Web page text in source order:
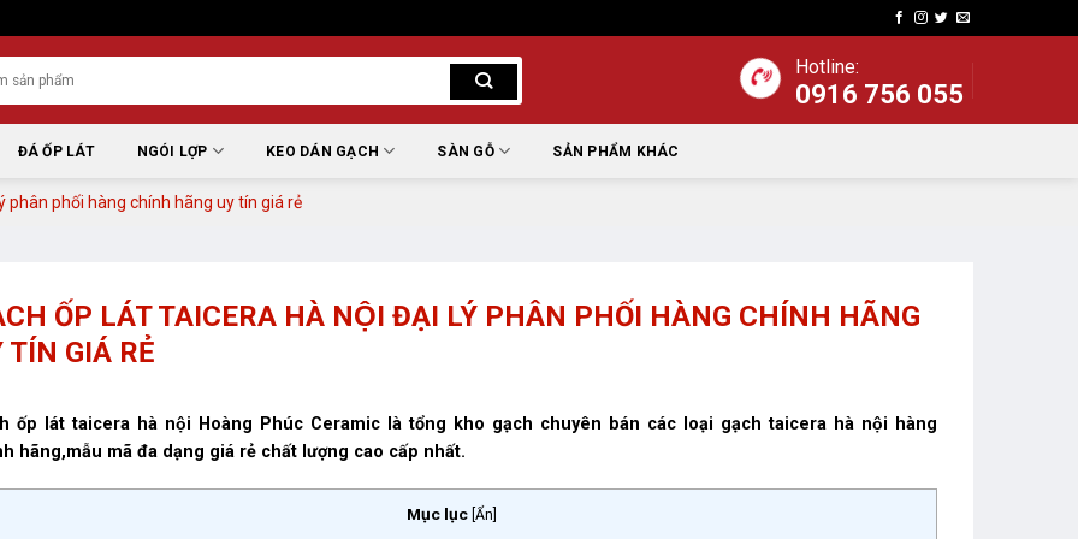
Hotline:
0916 756 055
ĐÁ ỐP LÁT NGÓI LỢP KEO DÁN GẠCH SÀN GỖ SẢN PHẨM KHÁC
phân phối hàng chính hãng uy tín giá rẻ
ỐP LÁT TAICERA HÀ NỘI ĐẠI LÝ PHÂN PHỐI HÀNG CHÍNH HÃNG
TÍN GIÁ RẺ
ốp lát taicera hà nội Hoàng Phúc Ceramic là tổng kho gạch chuyên bán các loại gạch taicera hà nội hàng
hãng,mẫu mã đa dạng giá rẻ chất lượng cao cấp nhất.
Mục lục [Ẩn